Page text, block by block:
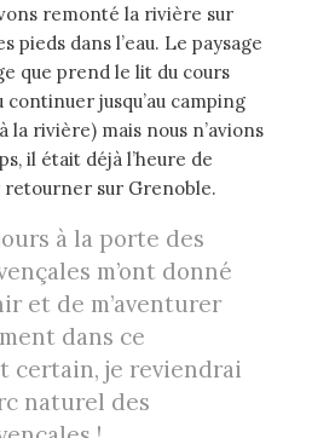
remonté la rivière sur
pieds dans l’eau. Le paysage
que prend le lit du cours
continuer jusqu’au camping
la rivière) mais nous n’avions
il était déjà l’heure de
sur Grenoble.
à la porte des
m’ont donné
et de m’aventurer
dans ce
certain, je reviendrai
naturel des